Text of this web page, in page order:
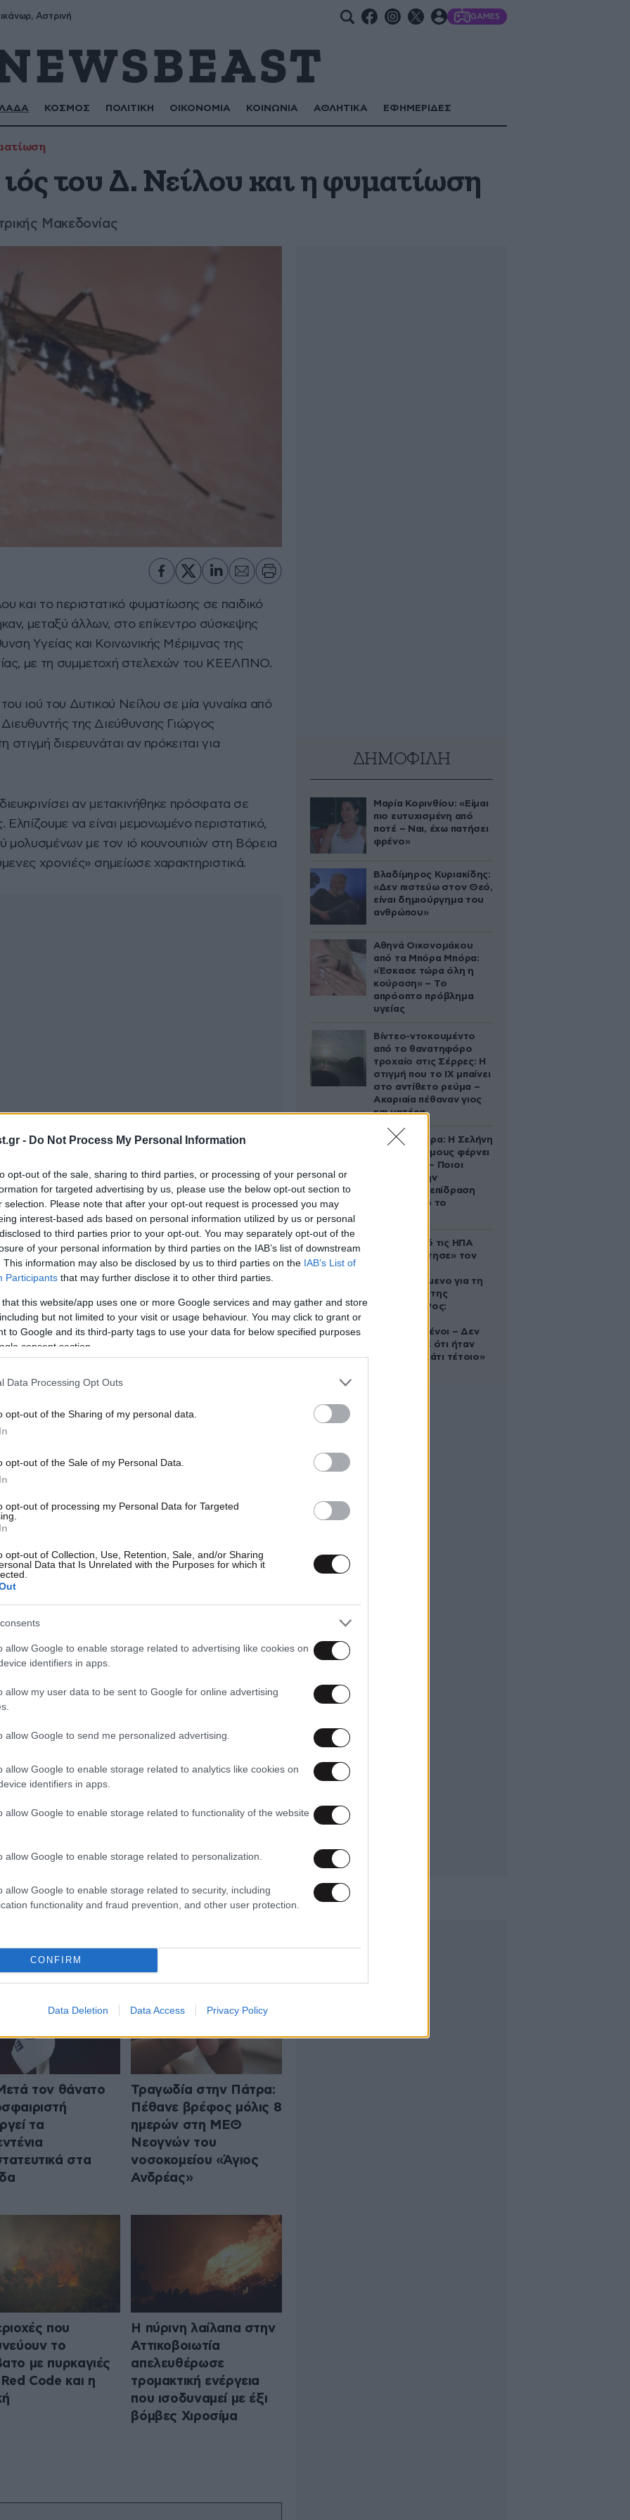
- Do Not Process My Personal Information
opt-out of the sale, sharing to third parties, or processing of your personal or
for targeted advertising by us, please use the below opt-out section to
selection. Please note that after your opt-out request is processed you may
interest-based ads based on personal information utilized by us or personal
to third parties prior to your opt-out. You may separately opt-out of the
of your personal information by third parties on the IAB’s list of downstream
This information may also be disclosed by us to third parties on the IAB’s List of
Participants that may further disclose it to other third parties.
that this website/app uses one or more Google services and may gather and store
but not limited to your visit or usage behaviour. You may click to grant or
to Google and its third-party tags to use your data for below specified purposes
consent section.
Data Processing Opt Outs
opt-out of the Sharing of my personal data.
opt-out of the Sale of my Personal Data.
opt-out of processing my Personal Data for Targeted
opt-out of Collection, Use, Retention, Sale, and/or Sharing
Data that Is Unrelated with the Purposes for which it
allow Google to enable storage related to advertising like cookies on
identifiers in apps.
allow my user data to be sent to Google for online advertising
allow Google to send me personalized advertising.
allow Google to enable storage related to analytics like cookies on
identifiers in apps.
allow Google to enable storage related to functionality of the website
allow Google to enable storage related to personalization.
allow Google to enable storage related to security, including
functionality and fraud prevention, and other user protection.
CONFIRM
Data Deletion Data Access Privacy Policy
Αστρινή GAMES
ΚΟΣΜΟΣ ΠΟΛΙΤΙΚΗ ΟΙΚΟΝΟΜΙΑ ΚΟΙΝΩΝΙΑ ΑΘΛΗΤΙΚΑ ΕΦΗΜΕΡΙΔΕΣ
του Δ. Νείλου και η φυματίωση
Μακεδονίας
και το περιστατικό φυματίωσης σε παιδικό
μεταξύ άλλων, στο επίκεντρο σύσκεψης
Υγείας και Κοινωνικής Μέριμνας της
με τη συμμετοχή στελεχών του ΚΕΕΛΠΝΟ.
ιού του Δυτικού Νείλου σε μία γυναίκα από
της Διεύθυνσης Γιώργος
στιγμή διερευνάται αν πρόκειται για
αν μετακινήθηκε πρόσφατα σε
να είναι μεμονωμένο περιστατικό,
μολυσμένων με τον ιό κουνουπιών στη Βόρεια
χρονιές» σημείωσε χαρακτηριστικά.
έκανε λόγο για μεμονωμένο περιστατικό,
σειρά άλλων ζητημάτων που έχουν να
και την ενημέρωση των πολιτών σε
και ιούς.
για τη φυματίωση
ΔΗΜΟΦΙΛΗ
Μαρία Κορινθίου: «Είμαι
πιο ευτυχισμένη από
ποτέ – Ναι, έχω πατήσει
φρένο»
Βλαδίμηρος Κυριακίδης:
«Δεν πιστεύω στον Θεό,
είναι δημιούργημα του
ανθρώπου»
Αθηνά Οικονομάκου
από τα Μπόρα Μπόρα:
«Έσκασε τώρα όλη η
κούραση» – Το
απρόοπτο πρόβλημα
υγείας
Βίντεο-ντοκουμέντο
από το θανατηφόρο
τροχαίο στις Σέρρες: Η
στιγμή που το ΙΧ μπαίνει
στο αντίθετο ρεύμα –
Ακαριαία πέθαναν γιος
και μητέρα
Ζώδια σήμερα: Η Σελήνη
στους Διδύμους φέρνει
ανατροπές – Ποιοι
δέχονται την
ευεργετική επίδραση
του Δία από το
Ζευγάρι από τις ΗΠΑ
που «υιοθέτησε» τον
κατηγορούμενο για τη
δολοφονία της
Ελίζαμπεθ Ρος:
συντετριμμένοι – Δεν
έδειξε ποτέ ότι ήταν
ικανός για κάτι τέτοιο»
ΕΛΛΑΔΑ
τον θάνατο
τα
στα
Τραγωδία στην Πάτρα:
Πέθανε βρέφος μόλις 8
ημερών στη ΜΕΘ
Νεογνών του
νοσοκομείου «Άγιος
Ανδρέας»
που
το
με πυρκαγιές
Code και η
Η πύρινη λαίλαπα στην
Αττικοβοιωτία
απελευθέρωσε
τρομακτική ενέργεια
που ισοδυναμεί με έξι
βόμβες Χιροσίμα